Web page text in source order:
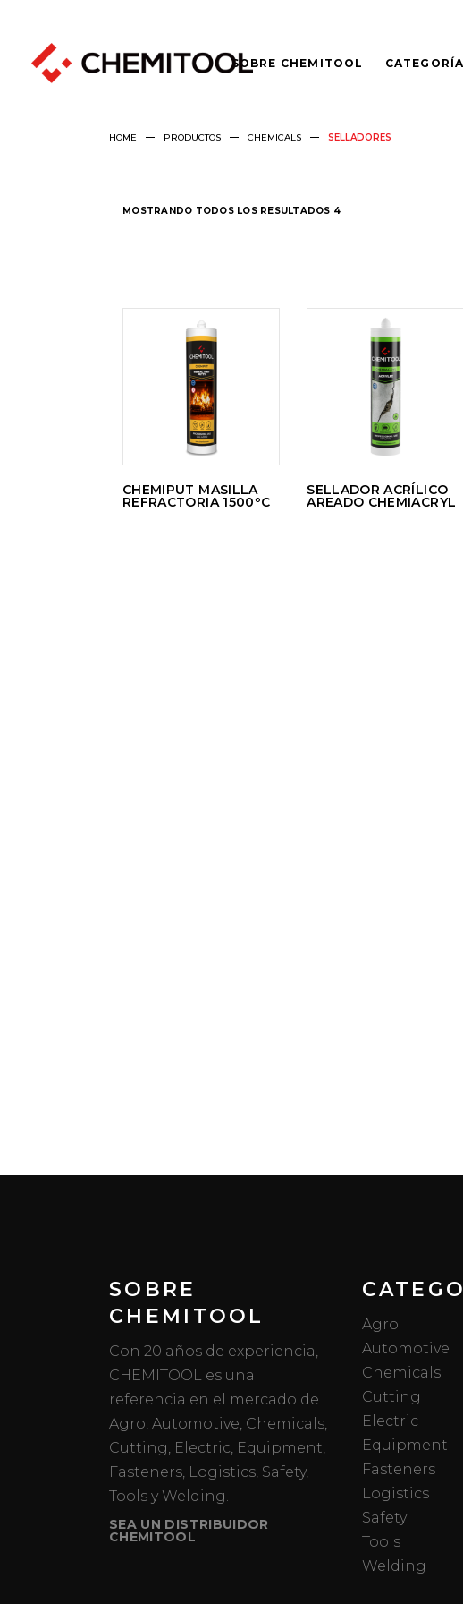
SOBRE CHEMITOOL
HOME PRODUCTOS CHEMICALS SELLADORES
MOSTRANDO TODOS LOS RESULTADOS 4
LEER
MÁS
CHEMIPUT MASILLA
REFRACTORIA 1500ºC
LEER
MÁS
SELLADOR ACRÍLICO
AREADO CHEMIACRYL
SOBRE
CHEMITOOL
Con 20 años de experiencia,
CHEMITOOL es una
referencia en el mercado de
Agro, Automotive, Chemicals,
Cutting, Electric, Equipment,
Fasteners, Logistics, Safety,
Tools y Welding.
SEA UN DISTRIBUIDOR
CHEMITOOL
Agro
Automotive
Chemicals
Cutting
Electric
Equipment
Fasteners
Logistics
Safety
Tools
Welding